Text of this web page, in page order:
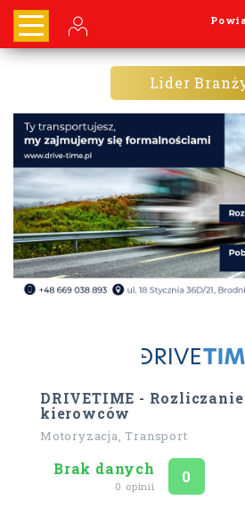
Lider
DRIVETIME -
kierowców
Motoryzacja, Transport
Brak danych
0 opinii
Ocena
0